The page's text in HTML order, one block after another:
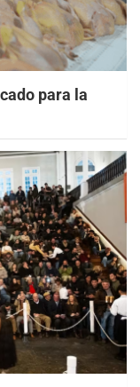
para la